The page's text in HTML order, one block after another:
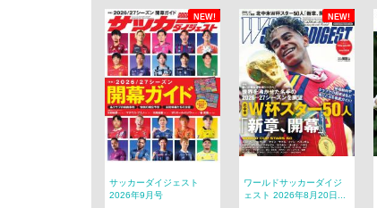
NEW! NEW!
サッカーダイジェスト
2026年9月号
ワールドサッカーダイジ
ェスト 2026年8月20日...